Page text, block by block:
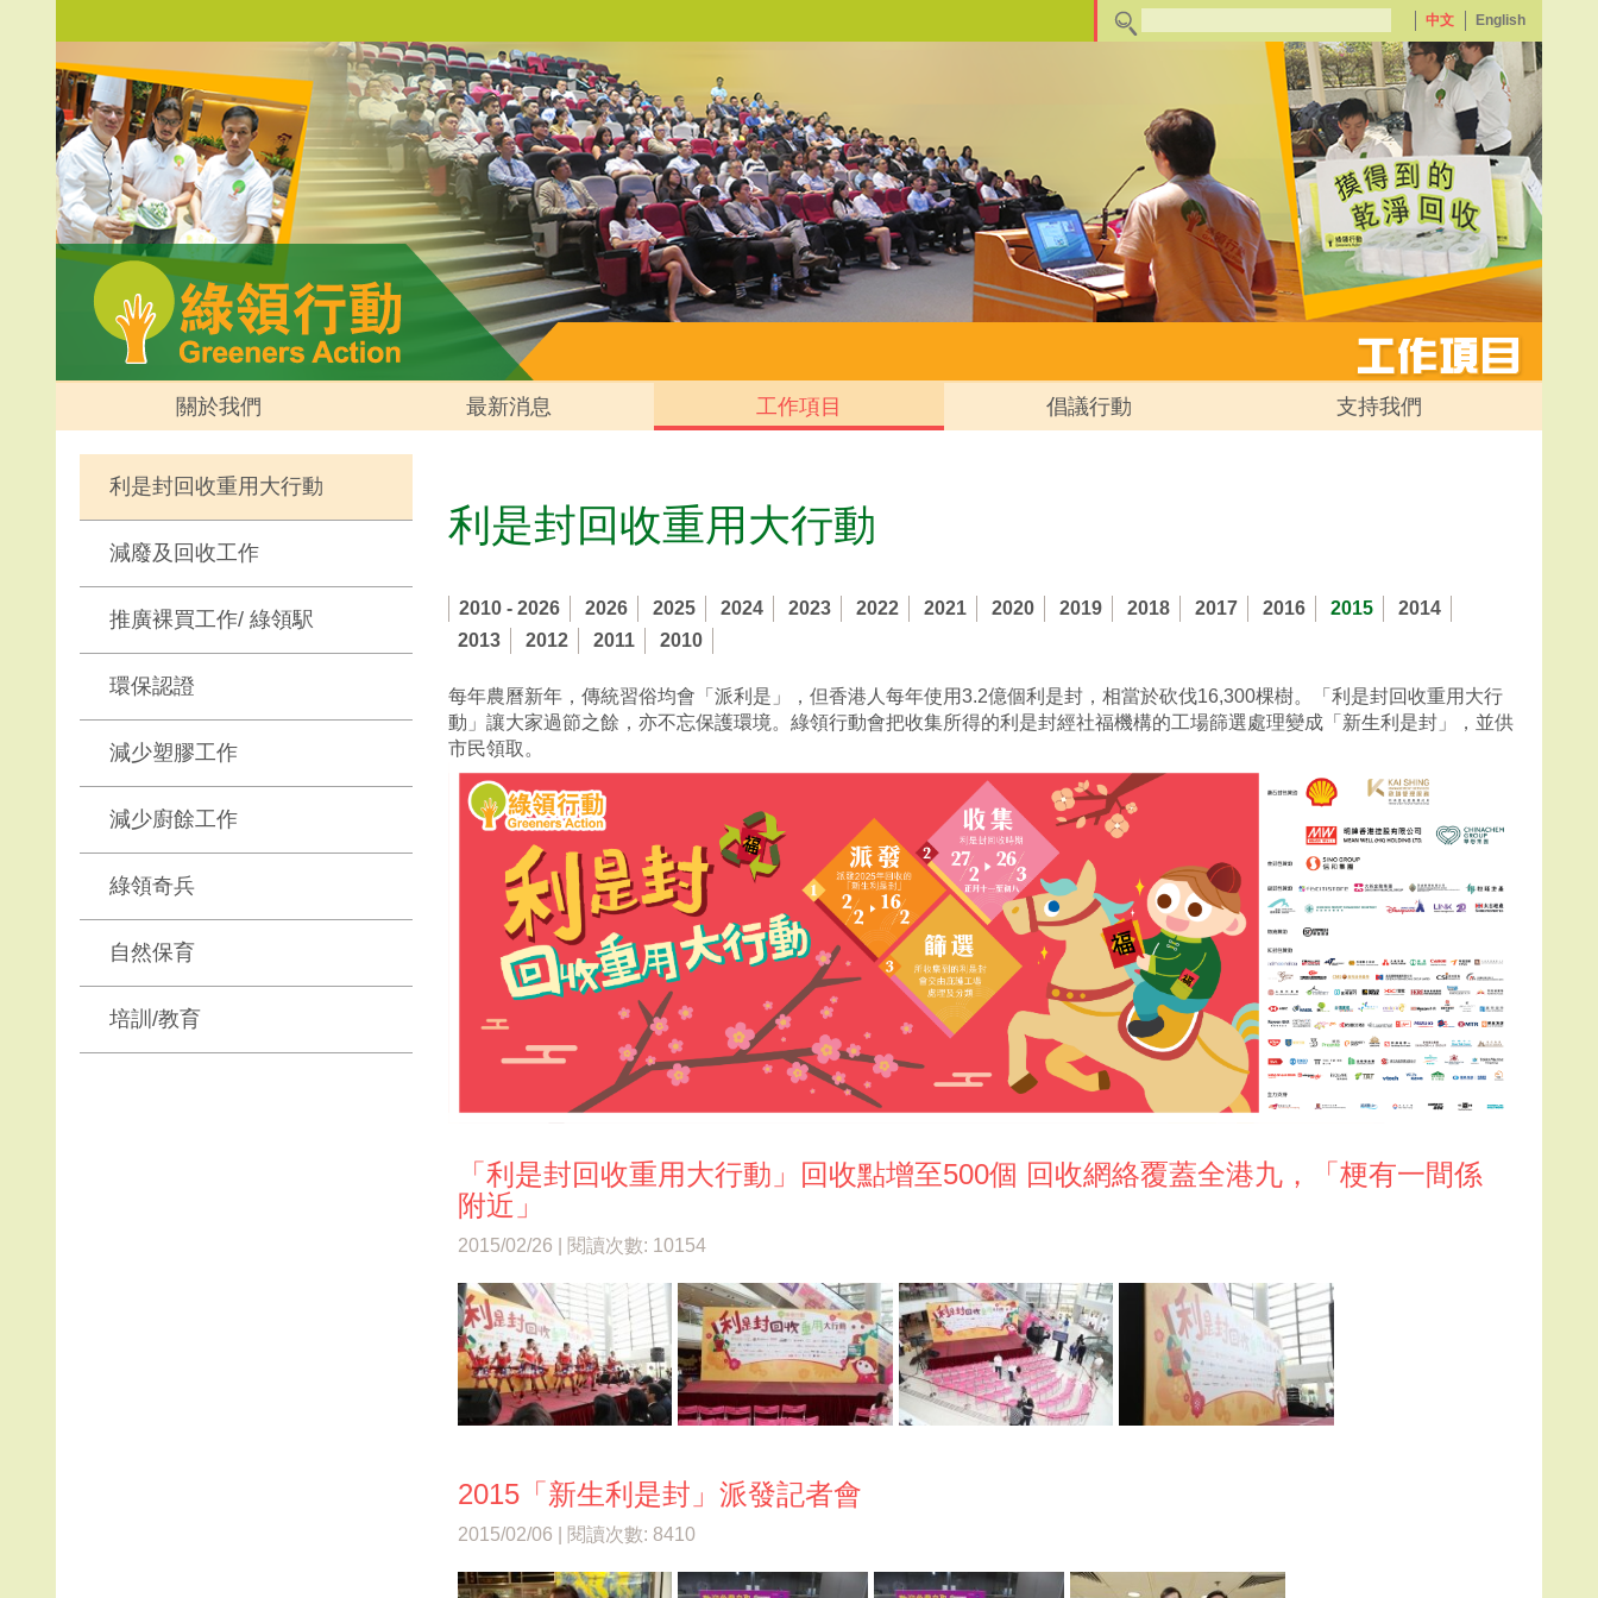
中文 English
關於我們 最新消息 工作項目 倡議行動 支持我們
利是封回收重用大行動
減廢及回收工作
推廣裸買工作/ 綠領駅
環保認證
減少塑膠工作
減少廚餘工作
綠領奇兵
自然保育
培訓/教育
利是封回收重用大行動
2010 - 2026 2026 2025 2024 2023 2022 2021 2020 2019 2018 2017 2016 2015
2014
2013
2012 2011 2010
每年農曆新年，傳統習俗均會「派利是」，但香港人每年使用3.2億個利是封，相當於砍伐16,300棵樹。「利是封回收重用大行
動」讓大家過節之餘，亦不忘保護環境。綠領行動會把收集所得的利是封經社福機構的工場篩選處理變成「新生利是封」，並供
市民領取。
「利是封回收重用大行動」回收點增至500個 回收網絡覆蓋全港九，「梗有一間係
附近」
2015/02/26 | 閱讀次數: 10154
2015「新生利是封」派發記者會
2015/02/06 | 閱讀次數: 8410